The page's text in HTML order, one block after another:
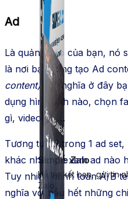
Simple Zalo
Hỗ trợ kết bạn, gửi tin
Zalo.
Ad
Là quảng cáo của bạn, nó
là nơi bạn sáng tạo Ad
content) . Có nghĩa ở đây
dụng hình ảnh nào, chọn
gì, video gì,….
Tương tự thì trong 1 ad
khác nhau để xem ad nào
Tuy nhiên mình toàn A/B
nghĩa với hầu hết những